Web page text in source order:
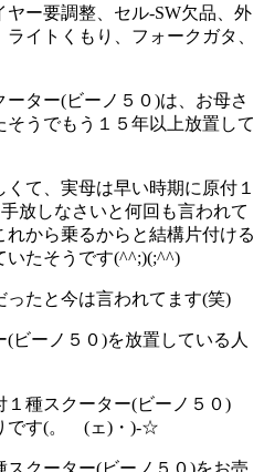
ー要調整、セル-SW欠品、外
イトくもり、フォークガタ、
ター(ビーノ５０)は、お母さ
うでもう１５年以上放置して
て、実母は早い時期に原付１
放しなさいと何回も言われて
から乗るからと結構片付ける
いたそうです(^^;)(;^^)
たと今は言われてます(笑)
ビーノ５０)を放置している人
種スクーター(ビーノ５０)
です(。ゝ(ェ)・)-☆
クーター(ビーノ５０)をお売